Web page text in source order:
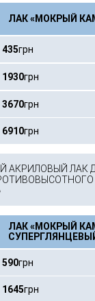
ЛАК «МОКРЫЙ
435грн
1930грн
3670грн
6910грн
АКРИЛОВЫЙ ЛАК
ЛАК «МОКРЫЙ
590грн
1645грн